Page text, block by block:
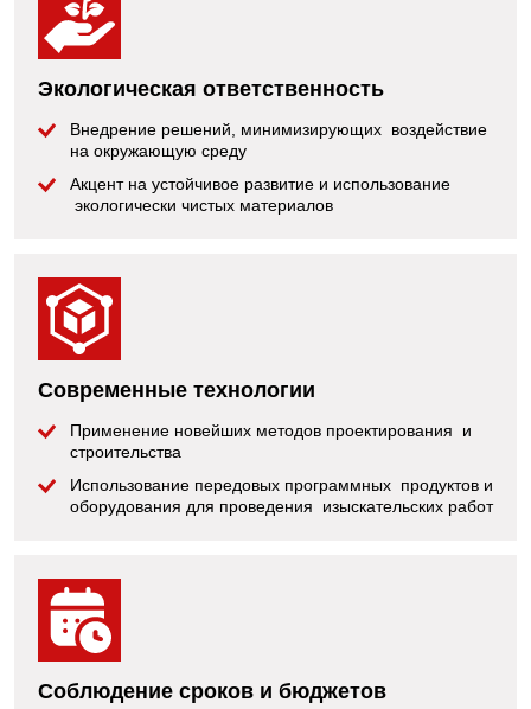
Экологическая ответственность
Внедрение решений, минимизирующих воздействие
на окружающую среду
Акцент на устойчивое развитие и использование
экологически чистых материалов
Современные технологии
Применение новейших методов проектирования и
строительства
Использование передовых программных продуктов и
оборудования для проведения изыскательских работ
Соблюдение сроков и бюджетов